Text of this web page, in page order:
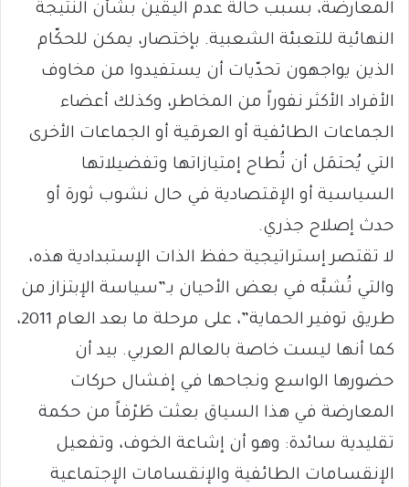
المعارضة، بسبب حالة عدم اليقين بشأن النتيجة
النهائية للتعبئة الشعبية. بإختصار، يمكن للحكّام
الذين يواجهون تحدّيات أن يستفيدوا من مخاوف
الأفراد الأكثر نفوراً من المخاطر، وكذلك أعضاء
الجماعات الطائفية أو العرقية أو الجماعات الأخرى
التي يُحتمَل أن تُطاح إمتيازاتها وتفضيلاتها
السياسية أو الإقتصادية في حال نشوب ثورة أو
حدث إصلاح جذري.
لا تقتصر إستراتيجية حفظ الذات الإستبدادية هذه،
والتي تُشبَّه في بعض الأحيان بـ”سياسة الإبتزاز من
طريق توفير الحماية”، على مرحلة ما بعد العام 2011،
كما أنها ليست خاصة بالعالم العربي. بيد أن
حضورها الواسع ونجاحها في إفشال حركات
المعارضة في هذا السياق بعثت طَرْفاً من حكمة
تقليدية سائدة: وهو أن إشاعة الخوف، وتفعيل
الإنقسامات الطائفية والإنقسامات الإجتماعية